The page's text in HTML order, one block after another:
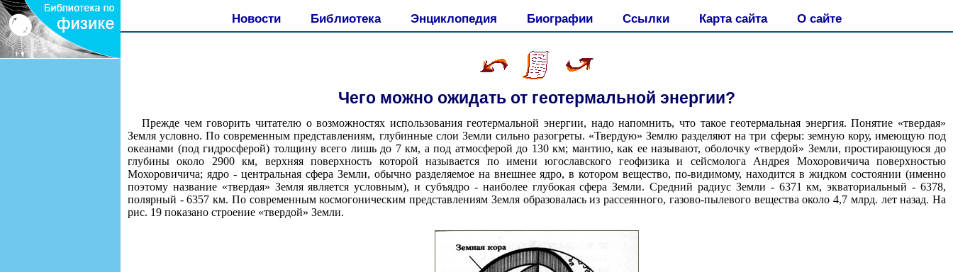
Новости Библиотека Энциклопедия Биографии Ссылки Карта сайта О сайте
Чего можно ожидать от геотермальной энергии?
Прежде чем говорить читателю о возможностях использования геотермальной энергии, надо напомнить, что такое геотермальная энергия. Понятие «твердая»
Земля условно. По современным представлениям, глубинные слои Земли сильно разогреты. «Твердую» Землю разделяют на три сферы: земную кору, имеющую под
океанами (под гидросферой) толщину всего лишь до 7 км, а под атмосферой до 130 км; мантию, как ее называют, оболочку «твердой» Земли, простирающуюся до
глубины около 2900 км, верхняя поверхность которой называется по имени югославского геофизика и сейсмолога Андрея Мохоровичича поверхностью
Мохоровичича; ядро - центральная сфера Земли, обычно разделяемое на внешнее ядро, в котором вещество, по-видимому, находится в жидком состоянии (именно
поэтому название «твердая» Земля является условным), и субъядро - наиболее глубокая сфера Земли. Средний радиус Земли - 6371 км, экваториальный - 6378,
полярный - 6357 км. По современным космогоническим представлениям Земля образовалась из рассеянного, газово-пылевого вещества около 4,7 млрд. лет назад. На
рис. 19 показано строение «твердой» Земли.